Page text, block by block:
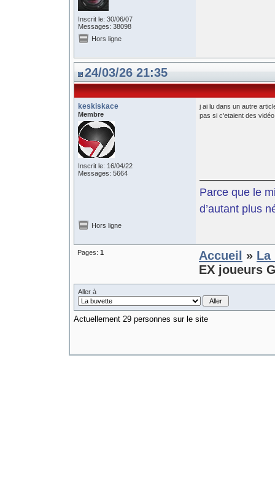
Inscrit le: 30/06/07
Messages: 38098
Hors ligne
24/03/26 21:35
keskiskace
Membre
Inscrit le: 16/04/22
Messages: 5664
j ai lu dans un autre
pas si c'etaient des
Parce que le
d’autant plus
Hors ligne
Pages: 1 Accueil » La
EX joueurs
Aller à